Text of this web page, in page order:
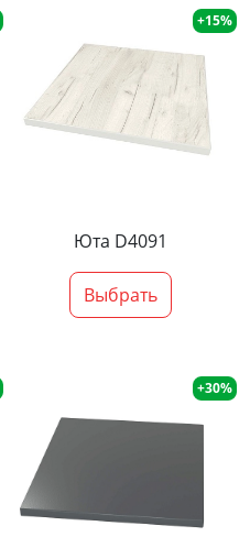
+15%
Юта D4091
Выбрать
+30%